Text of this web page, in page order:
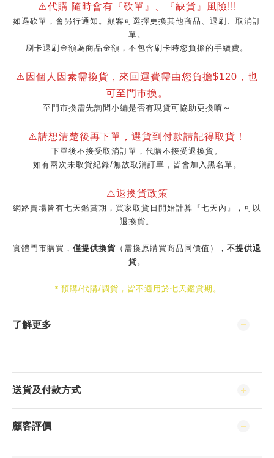
⚠️代購 隨時會有『砍單』 、『缺貨』風險!!!
如遇砍單，會另行通知。顧客可選擇更換其他商品、退刷、取消訂
單。
刷卡退刷金額為商品金額，不包含刷卡時您負擔的手續費。
⚠️因個人因素需換貨，來回運費需由您負擔$120，也
可至門市換。
至門市換需先詢問小編是否有現貨可協助更換唷～
⚠️請想清楚後再下單，選貨到付款請記得取貨！
下單後不接受取消訂單，代購不接受退換貨。
如有兩次未取貨紀錄/無故取消訂單，皆會加入黑名單。
⚠️退換貨政策
網路賣場皆有七天鑑賞期，買家取貨日開始計算『七天內』，可以
退換貨。
實體門市購買， 僅提供換貨 （需換原購買商品同價值）， 不提供退
貨。
＊預購/代購/調貨，皆不適用於七天鑑賞期。
了解更多
送貨及付款方式
顧客評價